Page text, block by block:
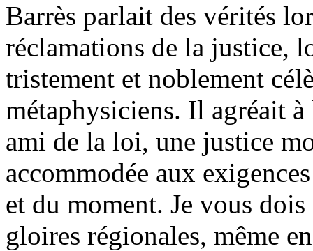
Barrès parlait des vérités
réclamations de la justice,
tristement et noblement
métaphysiciens. Il agréait
ami de la loi, une justice
accommodée aux
et du moment. Je vous
gloires régionales, même